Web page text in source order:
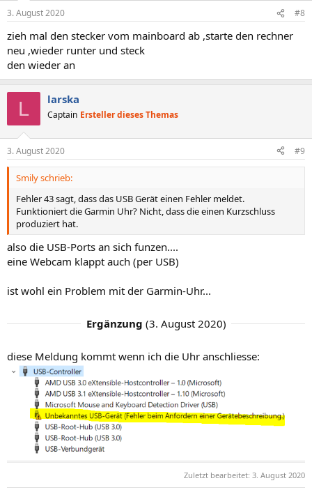
e
:
3. August 2020 #8
zieh mal den stecker vom mainboard ab ,starte den rechner
neu ,wieder runter und steck
den wieder an
L larska
Captain Ersteller dieses Themas
3. August 2020 #9
Smily schrieb:
Fehler 43 sagt, dass das USB Gerät einen Fehler meldet.
Funktioniert die Garmin Uhr? Nicht, dass die einen Kurzschluss
produziert hat.
also die USB-Ports an sich funzen....
eine Webcam klappt auch (per USB)
ist wohl ein Problem mit der Garmin-Uhr...
Ergänzung (3. August 2020)
diese Meldung kommt wenn ich die Uhr anschliesse:
Zuletzt bearbeitet: 3. August 2020